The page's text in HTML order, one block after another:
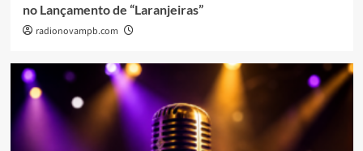
no Lançamento de “Laranjeiras”
radionovampb.com